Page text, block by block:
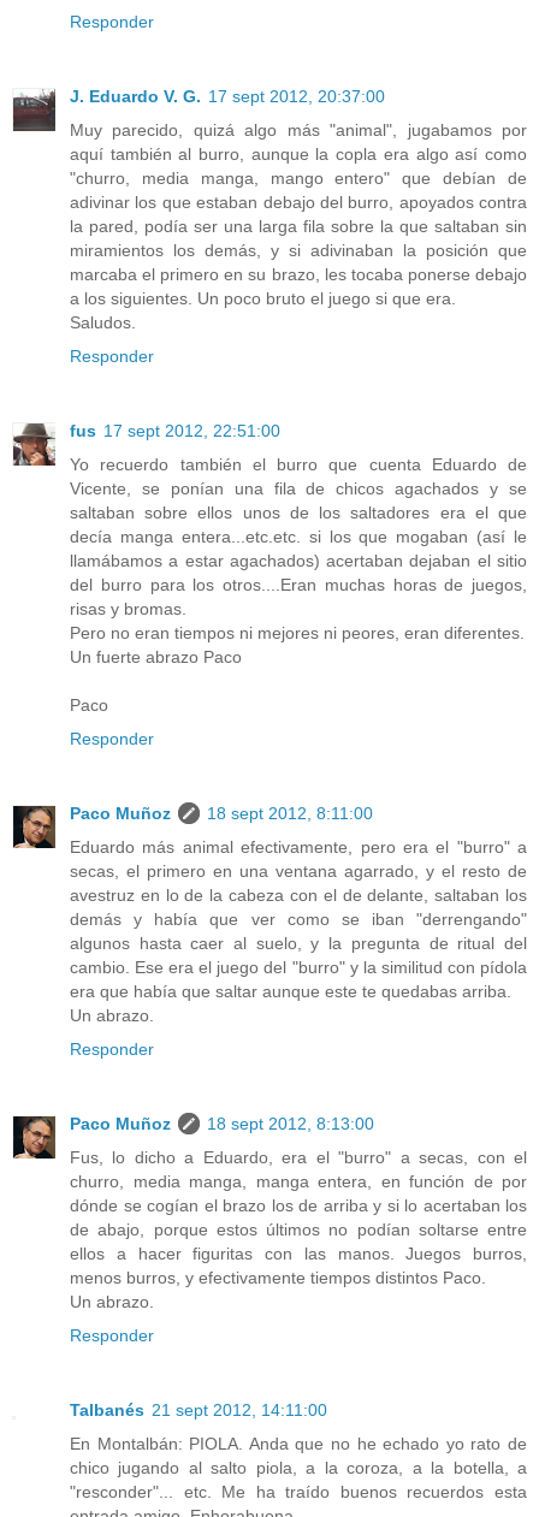
Responder
J. Eduardo V. G. 17 sept 2012, 20:37:00
Muy parecido, quizá algo más "animal", jugabamos por
aquí también al burro, aunque la copla era algo así como
"churro, media manga, mango entero" que debían de
adivinar los que estaban debajo del burro, apoyados contra
la pared, podía ser una larga fila sobre la que saltaban sin
miramientos los demás, y si adivinaban la posición que
marcaba el primero en su brazo, les tocaba ponerse debajo
a los siguientes. Un poco bruto el juego si que era.
Saludos.
Responder
fus 17 sept 2012, 22:51:00
Yo recuerdo también el burro que cuenta Eduardo de
Vicente, se ponían una fila de chicos agachados y se
saltaban sobre ellos unos de los saltadores era el que
decía manga entera...etc.etc. si los que mogaban (así le
llamábamos a estar agachados) acertaban dejaban el sitio
del burro para los otros....Eran muchas horas de juegos,
risas y bromas.
Pero no eran tiempos ni mejores ni peores, eran diferentes.
Un fuerte abrazo Paco
Paco
Responder
Paco Muñoz
18 sept 2012, 8:11:00
Eduardo más animal efectivamente, pero era el "burro" a
secas, el primero en una ventana agarrado, y el resto de
avestruz en lo de la cabeza con el de delante, saltaban los
demás y había que ver como se iban "derrengando"
algunos hasta caer al suelo, y la pregunta de ritual del
cambio. Ese era el juego del "burro" y la similitud con pídola
era que había que saltar aunque este te quedabas arriba.
Un abrazo.
Responder
Paco Muñoz
18 sept 2012, 8:13:00
Fus, lo dicho a Eduardo, era el "burro" a secas, con el
churro, media manga, manga entera, en función de por
dónde se cogían el brazo los de arriba y si lo acertaban los
de abajo, porque estos últimos no podían soltarse entre
ellos a hacer figuritas con las manos. Juegos burros,
menos burros, y efectivamente tiempos distintos Paco.
Un abrazo.
Responder
Talbanés 21 sept 2012, 14:11:00
En Montalbán: PIOLA. Anda que no he echado yo rato de
chico jugando al salto piola, a la coroza, a la botella, a
"resconder"... etc. Me ha traído buenos recuerdos esta